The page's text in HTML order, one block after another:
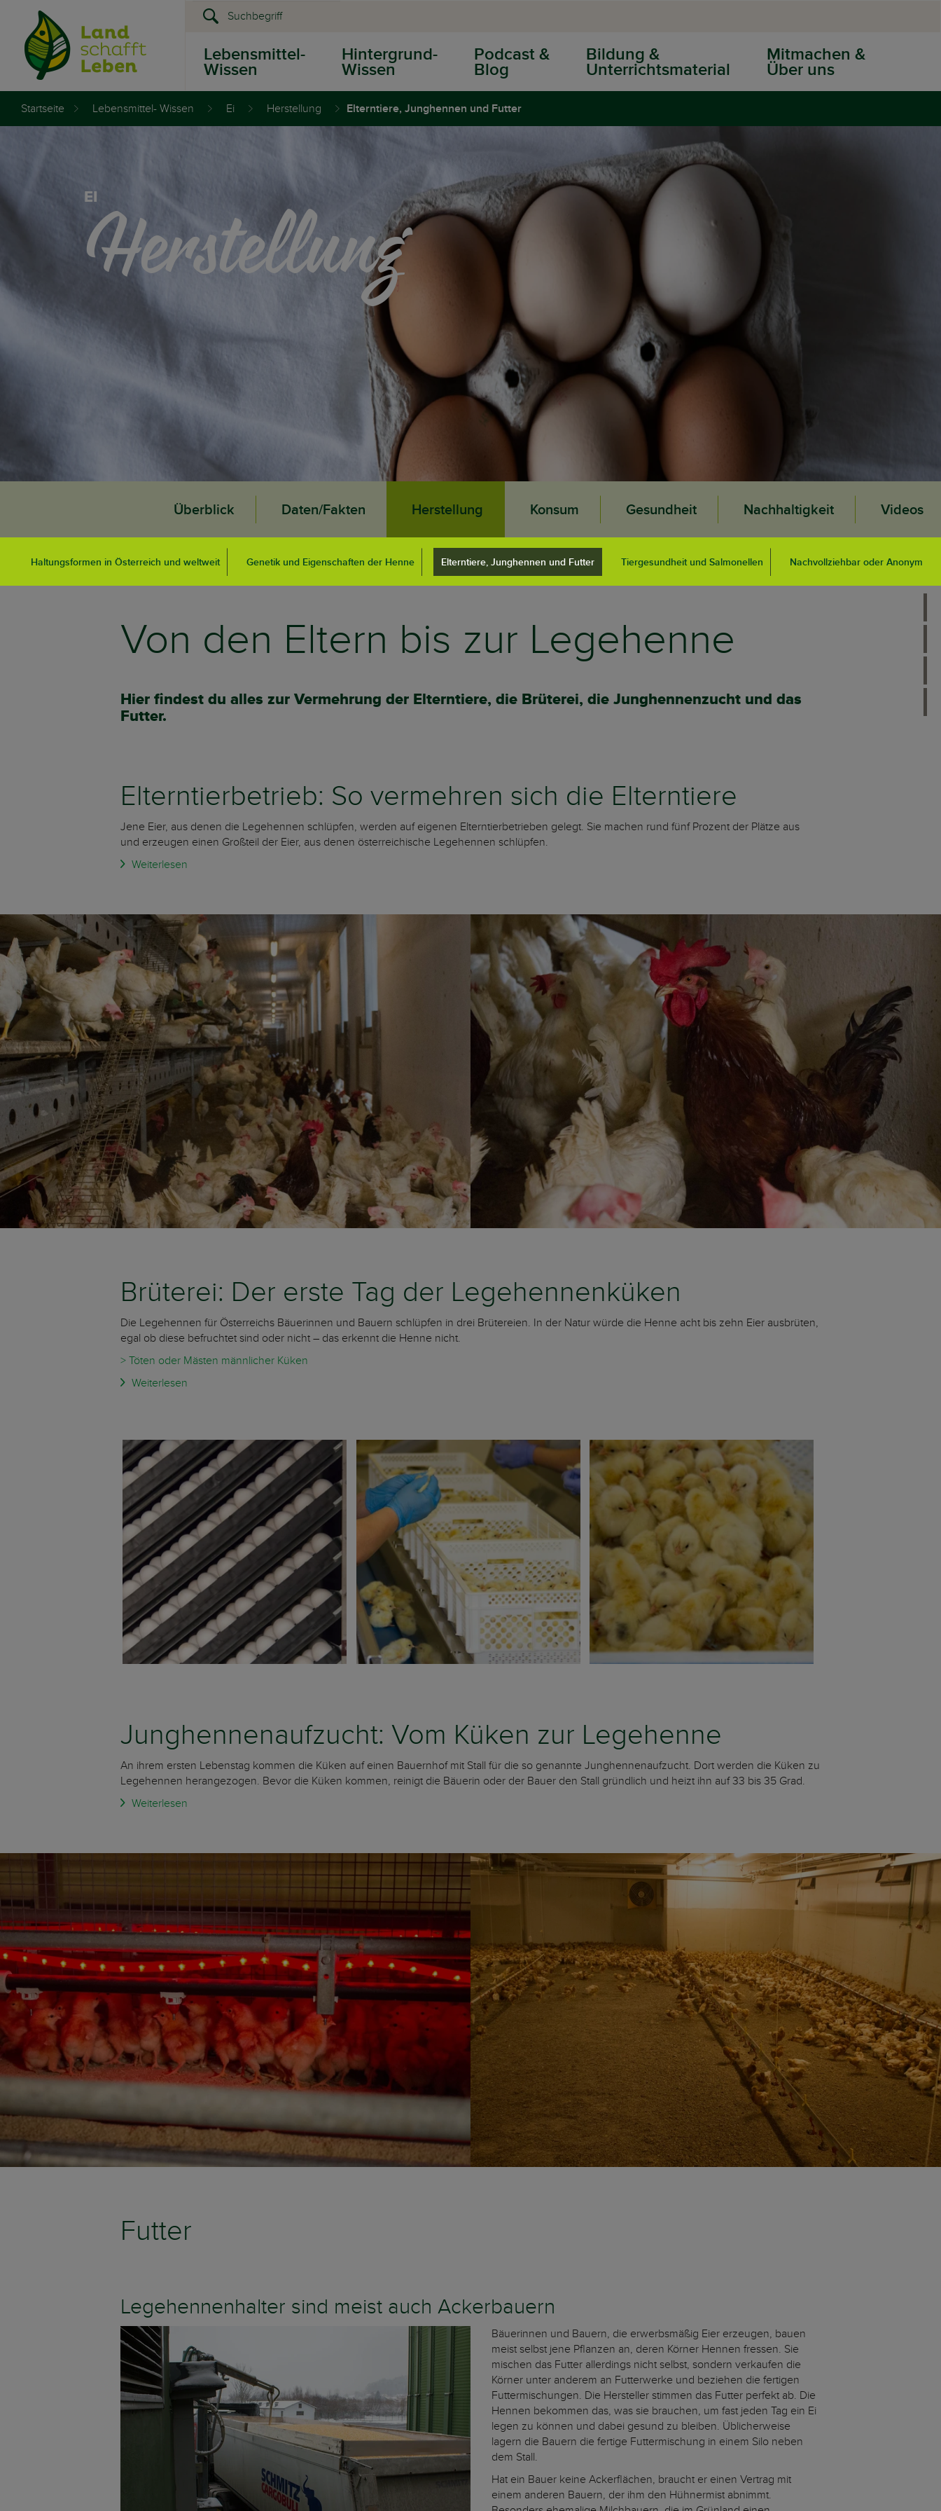
Lebensmittel-
Wissen
Hintergrund-
Wissen
Podcast &
Blog
Bildung &
Unterrichtsmaterial
Mitmachen &
Über uns
Presse &
Startseite Lebensmittel- Wissen Ei Herstellung Elterntiere, Junghennen und Futter
EI
Herstellung
Überblick Daten/Fakten Herstellung Konsum Gesundheit Nachhaltigkeit Videos
Haltungsformen in Österreich und weltweit Genetik und Eigenschaften der Henne Elterntiere, Junghennen und Futter Tiergesundheit und Salmonellen Nachvollziehbar oder Anonym
Von den Eltern bis zur Legehenne
Hier findest du alles zur Vermehrung der Elterntiere, die Brüterei, die Junghennenzucht und das
Futter.
Elterntierbetrieb: So vermehren sich die Elterntiere
Jene Eier, aus denen die Legehennen schlüpfen, werden auf eigenen Elterntierbetrieben gelegt. Sie machen rund fünf Prozent der Plätze aus
und erzeugen einen Großteil der Eier, aus denen österreichische Legehennen schlüpfen.
Weiterlesen
Brüterei: Der erste Tag der Legehennenküken
Die Legehennen für Österreichs Bäuerinnen und Bauern schlüpfen in drei Brütereien. In der Natur würde die Henne acht bis zehn Eier ausbrüten,
egal ob diese befruchtet sind oder nicht – das erkennt die Henne nicht.
> Töten oder Mästen männlicher Küken
Weiterlesen
Junghennenaufzucht: Vom Küken zur Legehenne
An ihrem ersten Lebenstag kommen die Küken auf einen Bauernhof mit Stall für die so genannte Junghennenaufzucht. Dort werden die Küken zu
Legehennen herangezogen. Bevor die Küken kommen, reinigt die Bäuerin oder der Bauer den Stall gründlich und heizt ihn auf 33 bis 35 Grad.
Weiterlesen
Futter
Legehennenhalter sind meist auch Ackerbauern
Bäuerinnen und Bauern, die erwerbsmäßig Eier erzeugen, bauen
meist selbst jene Pflanzen an, deren Körner Hennen fressen. Sie
mischen das Futter allerdings nicht selbst, sondern verkaufen die
Körner unter anderem an Futterwerke und beziehen die fertigen
Futtermischungen. Die Hersteller stimmen das Futter perfekt ab. Die
Hennen bekommen das, was sie brauchen, um fast jeden Tag ein Ei
legen zu können und dabei gesund zu bleiben. Üblicherweise
lagern die Bauern die fertige Futtermischung in einem Silo neben
dem Stall.
Hat ein Bauer keine Ackerflächen, braucht er einen Vertrag mit
einem anderen Bauern, der ihm den Hühnermist abnimmt.